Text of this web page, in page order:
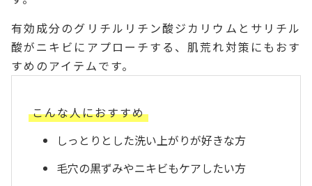
有効成分のグリチルリチン酸ジカリウムとサリチル
酸がニキビにアプローチする、肌荒れ対策にもおす
すめのアイテムです。
こんな人におすすめ
しっとりとした洗い上がりが好きな方
毛穴の黒ずみやニキビもケアしたい方